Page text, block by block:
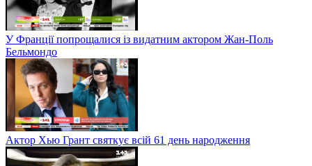
У Франції попрощалися із видатним актором Жан-Поль
Бельмондо
Актор Хью Грант святкує всій 61 день народження